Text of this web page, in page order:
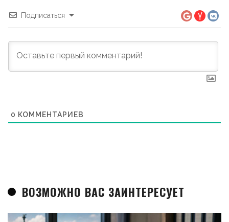
Подписаться
0 КОММЕНТАРИЕВ
ВОЗМОЖНО ВАС ЗАИНТЕРЕСУЕТ